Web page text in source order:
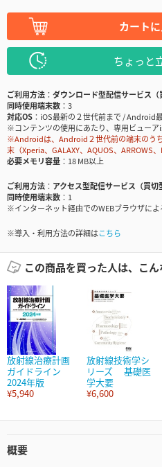
カート
ちょっと
ご利用方法
ダウンロード型配信サービス（
同時使用端末数
3
対応OS
iOS最新の２世代前まで / Android
※コンテンツの使用にあたり、専用ビュー
※Androidは、Android２世代前の端末のう
末（Xperia、GALAXY、AQUOS、ARROWS
必要メモリ容量
18 MB以上
ご利用方法
アクセス型配信サービス（買切
同時使用端末数
1
※インターネット経由でのWEBブラウザによ
※導入・利用方法の詳細はこちら
この商品を買った人は、こん
放射線治療計画
ガイドライン
2024年版
¥5,940
放射線技術学シ
リーズ 基礎医
学大要
¥6,600
概要